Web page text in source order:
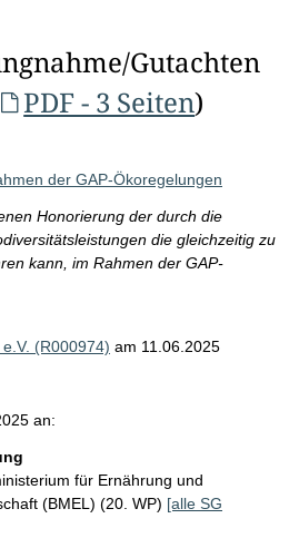
Gutachten
PDF - 3 Seiten)
der GAP-Ökoregelungen
Honorierung der durch die
die gleichzeitig zu
kann, im Rahmen der GAP-
(R000974) am 11.06.2025
an:
für Ernährung und
(BMEL) (20. WP) [alle SG